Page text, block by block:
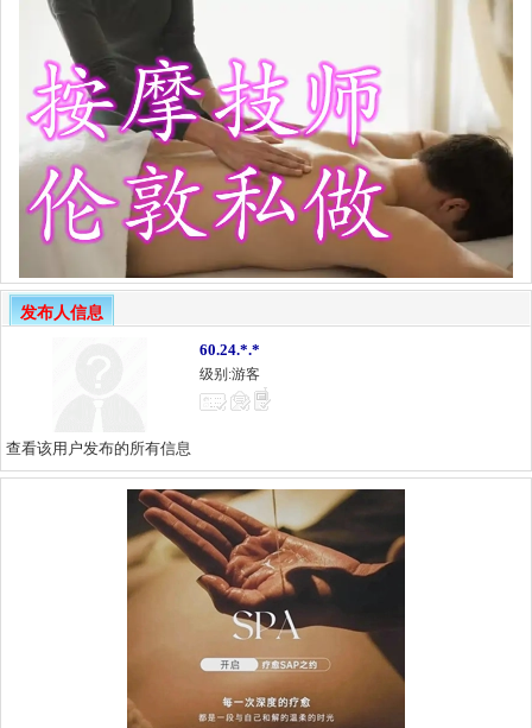
发布人信息
60.24.*.*
级别:游客
查看该用户发布的所有信息